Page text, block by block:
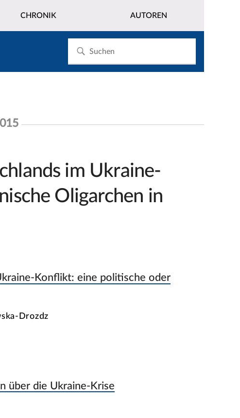
CHRONIK AUTOREN
im Ukraine-
Oligarchen in
Konflikt: eine politische oder
Drozdz
über die Ukraine-Krise